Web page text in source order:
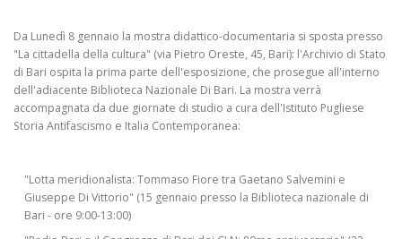
Da Lunedì 8 gennaio la mostra didattico-documentaria si sposta presso
"La cittadella della cultura" (via Pietro Oreste, 45, Bari): l'Archivio di Stato
di Bari ospita la prima parte dell'esposizione, che prosegue all'interno
dell'adiacente Biblioteca Nazionale Di Bari. La mostra verrà
accompagnata da due giornate di studio a cura dell'Istituto Pugliese
Storia Antifascismo e Italia Contemporanea:
"Lotta meridionalista: Tommaso Fiore tra Gaetano Salvemini e
Giuseppe Di Vittorio" (15 gennaio presso la Biblioteca nazionale di
Bari - ore 9:00-13:00)